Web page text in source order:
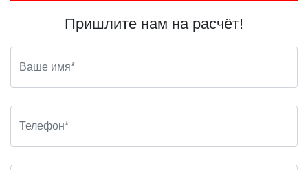
Пришлите нам на расчёт!